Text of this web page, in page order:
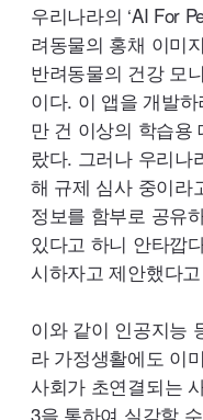
우리나라의 ‘AI For
려동물의 홍채 이미
반려동물의 건강 모
이다. 이 앱을 개발
만 건 이상의 학습용
랐다. 그러나 우리나
해 규제 심사 중이라
정보를 함부로 공유
있다고 하니 안타깝
시하자고 제안했다
이와 같이 인공지능
라 가정생활에도 이
사회가 초연결되는
3을 통하여 실감할